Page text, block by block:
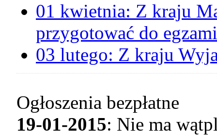
01 kwietnia: Z kraju
przygotować do
03 lutego: Z kraju
Ogłoszenia bezpłatne
19-01-2015: Nie ma